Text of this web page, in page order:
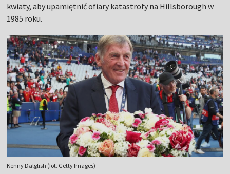
kwiaty, aby upamiętnić ofiary katastrofy na Hillsborough w
1985 roku.
Kenny Dalglish (fot. Getty Images)